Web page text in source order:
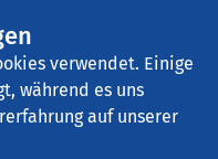
verwendet. Einige
während es uns
auf unserer